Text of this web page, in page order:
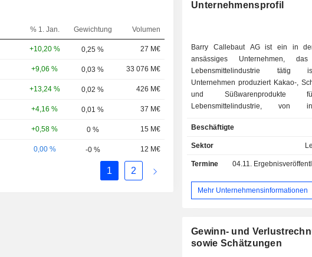
% 1. Jan. Gewichtung Volumen
+10,20 % 0,25 % 27 M€
+9,06 % 0,03 % 33 076 M€
+13,24 % 0,02 % 426 M€
+4,16 % 0,01 % 37 M€
+0,58 % 0 % 15 M€
0,00 % -0 % 12 M€
1 2
Unternehmensprofil
Barry Callebaut AG ist ein in
ansässiges Unternehmen,
Lebensmittelindustrie tätig
Unternehmen produziert Kakao-,
und
Lebensmittelindustrie, von
handwerklichen und
Anwendern von Schokolade, wie
Caterern. Der Herstellungsprozess
Schokolade, von der Beschaffung
bis zur Auslieferung der fertigen
Kakao, Europa, Nord- und
Asien-Pazifik. Das Unternehmen
Beschäftigte
Sektor
Termine 04.11. Ergebnisveröffentlichung -
Mehr Unternehmensinformationen
Gewinn- und
sowie Schätzungen